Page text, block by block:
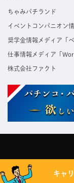
ちゃみパチランド
イベントコンパニオン
奨学金情報メディア「ベ
仕事情報メディア「
株式会社ファクト
キャ